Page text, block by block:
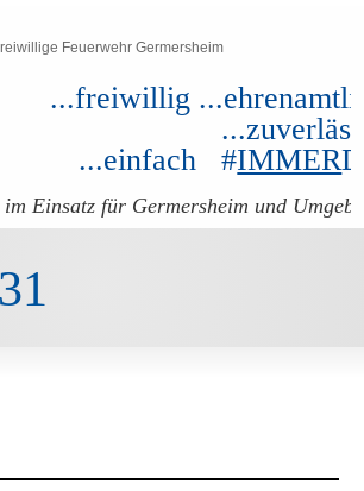
...freiwillig
...einfach #IMMER
im Einsatz für Germersheim und